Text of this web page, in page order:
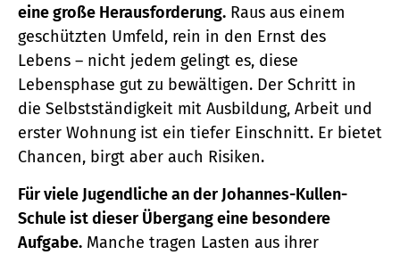
eine große Herausforderung. Raus aus einem
geschützten Umfeld, rein in den Ernst des
Lebens – nicht jedem gelingt es, diese
Lebensphase gut zu bewältigen. Der Schritt in
die Selbstständigkeit mit Ausbildung, Arbeit und
erster Wohnung ist ein tiefer Einschnitt. Er bietet
Chancen, birgt aber auch Risiken.
Für viele Jugendliche an der Johannes-Kullen-
Schule ist dieser Übergang eine besondere
Aufgabe. Manche tragen Lasten aus ihrer